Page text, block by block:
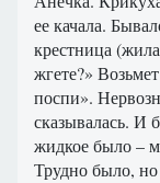
ее качала.
крестница
жгете?»
поспи».
сказывалась. И
жидкое было –
Трудно было,